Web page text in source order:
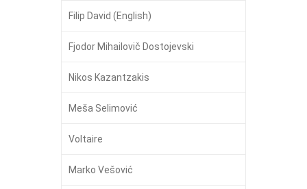
Filip David (English)
Fjodor Mihailovič Dostojevski
Nikos Kazantzakis
Meša Selimović
Voltaire
Marko Vešović